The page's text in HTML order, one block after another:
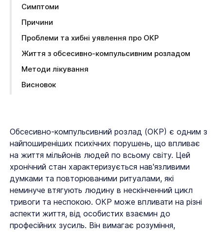
Симптоми
Причини
Проблеми та хибні уявлення про ОКР
Життя з обсесивно-компульсивним розладом
Методи лікування
Висновок
Обсесивно-компульсивний розлад (ОКР) є одним з
найпоширеніших психічних порушень, що впливає
на життя мільйонів людей по всьому світу. Цей
хронічний стан характеризується нав'язливими
думками та повторюваними ритуалами, які
неминуче втягують людину в нескінченний цикл
тривоги та неспокою. ОКР може впливати на різні
аспекти життя, від особистих взаємин до
професійних зусиль. Він вимагає розуміння,